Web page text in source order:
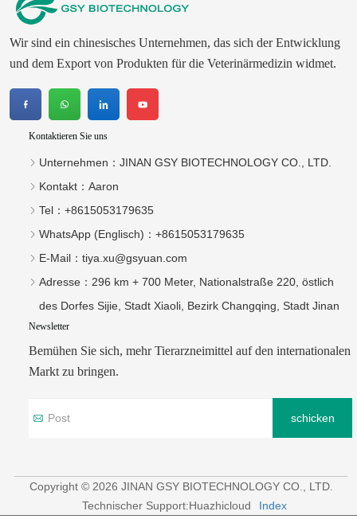
Wir sind ein chinesisches Unternehmen, das sich der Entwicklung
und dem Export von Produkten für die Veterinärmedizin widmet.
Kontaktieren Sie uns
Unternehmen： JINAN GSY BIOTECHNOLOGY CO., LTD.
Kontakt： Aaron
Tel： +8615053179635‬
WhatsApp (Englisch)： +8615053179635
E-Mail： tiya.xu@gsyuan.com
Adresse： 296 km + 700 Meter, Nationalstraße 220, östlich
des Dorfes Sijie, Stadt Xiaoli, Bezirk Changqing, Stadt Jinan
Newsletter
Bemühen Sie sich, mehr Tierarzneimittel auf den internationalen
Markt zu bringen.
schicken
Copyright © 2026 JINAN GSY BIOTECHNOLOGY CO., LTD.
Technischer Support:Huazhicloud
Index